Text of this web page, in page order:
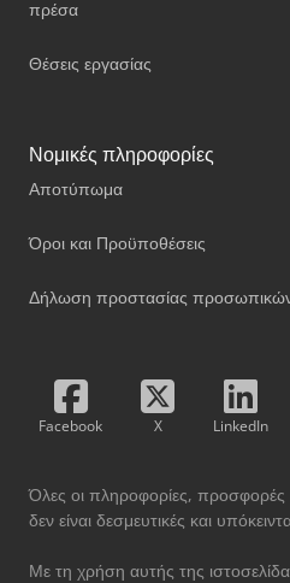
πρέσα
Θέσεις εργασίας
Νομικές πληροφορίες
Αποτύπωμα
Όροι και Προϋποθέσεις
Δήλωση προστασίας
Facebook X LinkedIn
Όλες οι πληροφορίες, προσφορές
δεν είναι δεσμευτικές και
Με τη χρήση αυτής της